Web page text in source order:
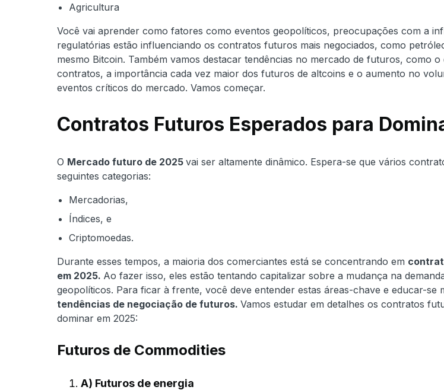
Agricultura
Você vai aprender como fatores como eventos geopolíticos, preocupações com a
regulatórias estão influenciando os contratos futuros mais negociados, como
mesmo Bitcoin. Também vamos destacar tendências no mercado de futuros, como
contratos, a importância cada vez maior dos futuros de altcoins e o aumento no
eventos críticos do mercado. Vamos começar.
Contratos Futuros Esperados para
O Mercado futuro de 2025 vai ser altamente dinâmico. Espera-se que vários
seguintes categorias:
Mercadorias,
Índices, e
Criptomoedas.
Durante esses tempos, a maioria dos comerciantes está se concentrando em
em 2025. Ao fazer isso, eles estão tentando capitalizar sobre a mudança na
geopolíticos. Para ficar à frente, você deve entender estas áreas-chave e educar-se
tendências de negociação de futuros. Vamos estudar em detalhes os contratos
dominar em 2025:
Futuros de Commodities
A) Futuros de energia